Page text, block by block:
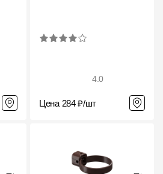
4.0
Цена 284 ₽/шт